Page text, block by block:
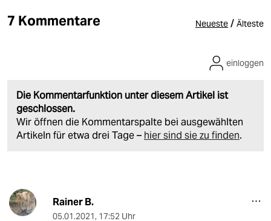
7 Kommentare Neueste / Älteste
Die Kommentarfunktion unter diesem Artikel ist
geschlossen.
Wir öffnen die Kommentarspalte bei ausgewählten
Artikeln für etwa drei Tage – hier sind sie zu finden.
einloggen
Rainer B.
05.01.2021, 17:52 Uhr